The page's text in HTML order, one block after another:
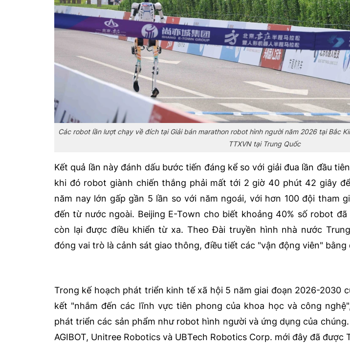
Các robot lần lượt chạy về đích tại Giải bán marathon robot hình người năm 2026 tại Bắc
TTXVN tại Trung Quốc
Kết quả lần này đánh dấu bước tiến đáng kể so với giải đua lần đầu
khi đó robot giành chiến thắng phải mất tới 2 giờ 40 phút 42 giây
năm nay lớn gấp gần 5 lần so với năm ngoái, với hơn 100 đội tham
đến từ nước ngoài. Beijing E-Town cho biết khoảng 40% số robot
còn lại được điều khiển từ xa. Theo Đài truyền hình nhà nước
đóng vai trò là cảnh sát giao thông, điều tiết các "vận động viên"
Trong kế hoạch phát triển kinh tế xã hội 5 năm giai đoạn 2026-2030
kết "nhắm đến các lĩnh vực tiên phong của khoa học và công
phát triển các sản phẩm như robot hình người và ứng dụng của
AGIBOT, Unitree Robotics và UBTech Robotics Corp. mới đây đã được